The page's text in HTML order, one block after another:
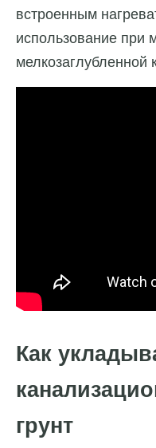
встроенным
использование при
мелкозаглубленной
Как
грунт